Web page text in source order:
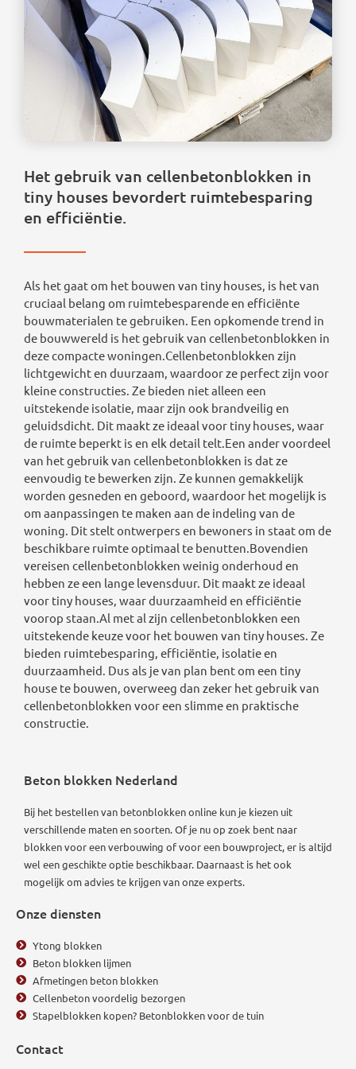
Het gebruik van cellenbetonblokken in
tiny houses bevordert ruimtebesparing
en efficiëntie.
Als het gaat om het bouwen van tiny houses, is het van
cruciaal belang om ruimtebesparende en efficiënte
bouwmaterialen te gebruiken. Een opkomende trend in
de bouwwereld is het gebruik van cellenbetonblokken in
deze compacte woningen.Cellenbetonblokken zijn
lichtgewicht en duurzaam, waardoor ze perfect zijn voor
kleine constructies. Ze bieden niet alleen een
uitstekende isolatie, maar zijn ook brandveilig en
geluidsdicht. Dit maakt ze ideaal voor tiny houses, waar
de ruimte beperkt is en elk detail telt.Een ander voordeel
van het gebruik van cellenbetonblokken is dat ze
eenvoudig te bewerken zijn. Ze kunnen gemakkelijk
worden gesneden en geboord, waardoor het mogelijk is
om aanpassingen te maken aan de indeling van de
woning. Dit stelt ontwerpers en bewoners in staat om de
beschikbare ruimte optimaal te benutten.Bovendien
vereisen cellenbetonblokken weinig onderhoud en
hebben ze een lange levensduur. Dit maakt ze ideaal
voor tiny houses, waar duurzaamheid en efficiëntie
voorop staan.Al met al zijn cellenbetonblokken een
uitstekende keuze voor het bouwen van tiny houses. Ze
bieden ruimtebesparing, efficiëntie, isolatie en
duurzaamheid. Dus als je van plan bent om een ​​tiny
house te bouwen, overweeg dan zeker het gebruik van
cellenbetonblokken voor een slimme en praktische
constructie.
Beton blokken Nederland
Bij het bestellen van betonblokken online kun je kiezen uit
verschillende maten en soorten. Of je nu op zoek bent naar
blokken voor een verbouwing of voor een bouwproject, er is altijd
wel een geschikte optie beschikbaar. Daarnaast is het ook
mogelijk om advies te krijgen van onze experts.
Onze diensten
Ytong blokken
Beton blokken lijmen
Afmetingen beton blokken
Cellenbeton voordelig bezorgen
Stapelblokken kopen? Betonblokken voor de tuin
Contact